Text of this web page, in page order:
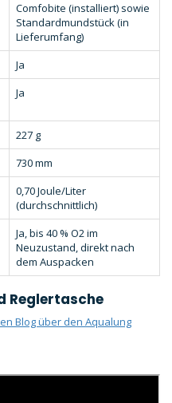
Comfobite (installiert) sowie
Standardmundstück (in
Lieferumfang)
Ja
Ja
227 g
730 mm
0,70 Joule/Liter
(durchschnittlich)
Ja, bis 40 % O2 im
Neuzustand, direkt nach
dem Auspacken
Reglertasche
Blog über den Aqualung